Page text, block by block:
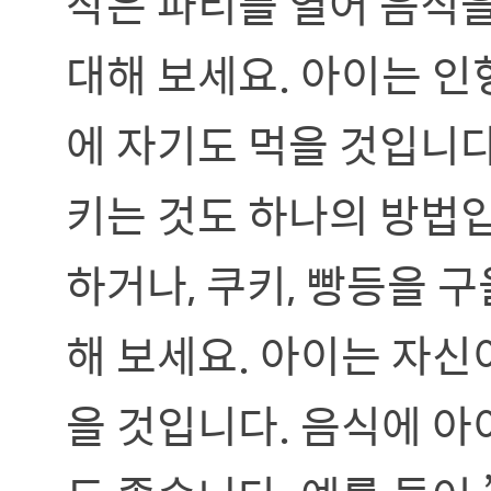
대해 보세요. 아이는
에 자기도 먹을 것입니
키는 것도 하나의 방법
하거나, 쿠키, 빵등을
해 보세요. 아이는 자
을 것입니다. 음식에